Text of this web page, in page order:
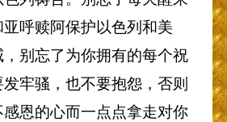
呼赎阿保护以色列和美
别忘了为你拥有的每个祝
牢骚，也不要抱怨，否则
恩的心而一点点拿走对你